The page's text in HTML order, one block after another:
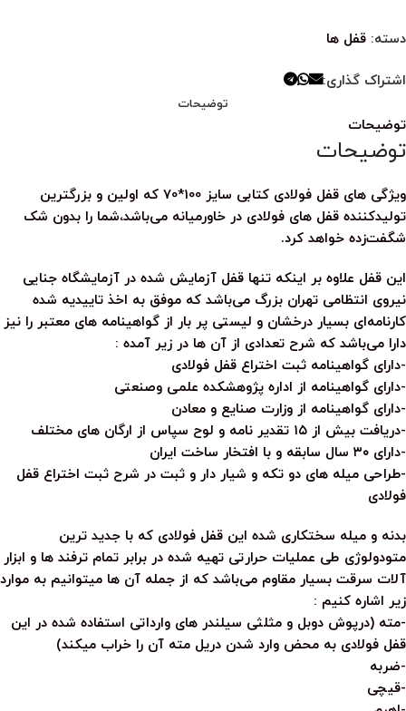
دسته: قفل ها
اشتراک گذاری:
توضیحات
توضیحات
توضیحات
ویژگی های قفل فولادی کتابی سایز 100*70 که اولین و بزرگترین
تولیدکننده قفل های فولادی در خاورمیانه می‌باشد،شما را بدون شک
شگفت‌زده خواهد کرد.
این قفل علاوه بر اینکه تنها قفل آزمایش شده در آزمایشگاه جنایی
نیروی انتظامی تهران بزرگ می‌باشد که موفق به اخذ تاییدیه شده
کارنامه‌ای بسیار درخشان و لیستی پر بار از گواهینامه های معتبر را نیز
دارا می‌باشد که شرح تعدادی از آن ها در زیر آمده :
-دارای گواهینامه ثبت اختراع قفل فولادی
-دارای گواهینامه از اداره پژوهشکده علمی وصنعتی
-دارای گواهینامه از وزارت صنایع و معادن
-دریافت بیش از ۱۵ تقدیر نامه و لوح سپاس از ارگان های مختلف
-دارای ۳۰ سال سابقه و با افتخار ساخت ایران
-طراحی میله های دو تکه و شیار دار و ثبت در شرح ثبت اختراع قفل
فولادی
بدنه و میله سختکاری شده این قفل فولادی که با جدید ترین
متودولوژی طی عملیات حرارتی تهیه شده در برابر تمام ترفند ها و ابزار
آلات سرقت بسیار مقاوم می‌باشد که از جمله آن ها میتوانیم به موارد
زیر اشاره کنیم :
-مته (درپوش دوبل و مثلثی سیلندر های وارداتی استفاده شده در این
قفل فولادی به محض وارد شدن دریل مته آن را خراب میکند)
-ضربه
-قیچی